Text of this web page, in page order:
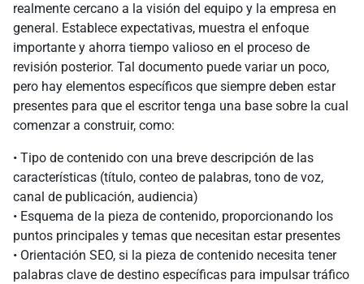
realmente cercano a la visión del equipo y la empresa en
general. Establece expectativas, muestra el enfoque
importante y ahorra tiempo valioso en el proceso de
revisión posterior. Tal documento puede variar un poco,
pero hay elementos específicos que siempre deben estar
presentes para que el escritor tenga una base sobre la cual
comenzar a construir, como:
• Tipo de contenido con una breve descripción de las
características (título, conteo de palabras, tono de voz,
canal de publicación, audiencia)
• Esquema de la pieza de contenido, proporcionando los
puntos principales y temas que necesitan estar presentes
• Orientación SEO, si la pieza de contenido necesita tener
palabras clave de destino específicas para impulsar tráfico